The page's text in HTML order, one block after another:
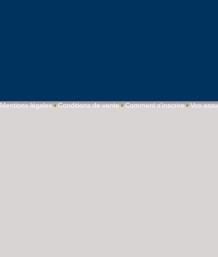
Mentions légales Conditions de vente Comment s'inscrire Vos